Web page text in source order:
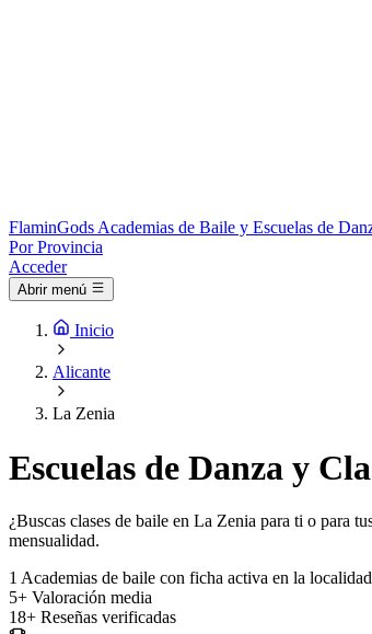
FlaminGods Academias de Baile y Escuelas de
Por Provincia
Acceder
Abrir menú
Inicio
Alicante
La Zenia
Escuelas de Danza y
¿Buscas clases de baile en La Zenia para ti o para
mensualidad.
1 Academias de baile con ficha activa en la localidad
5+ Valoración media
18+ Reseñas verificadas